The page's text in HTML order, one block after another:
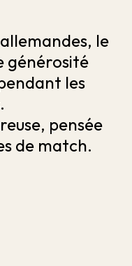
le
générosité
les
pensée
de match.